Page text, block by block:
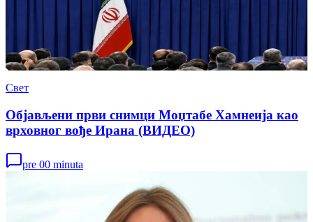
Свет
Објављени први снимци Моџтабе Хамнеија као
врховног вође Ирана (ВИДЕО)
pre 00 minuta